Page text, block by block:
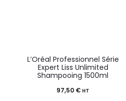
L’Oréal Professionnel Série
Expert Liss Unlimited
Shampooing 1500ml
97,50 € HT